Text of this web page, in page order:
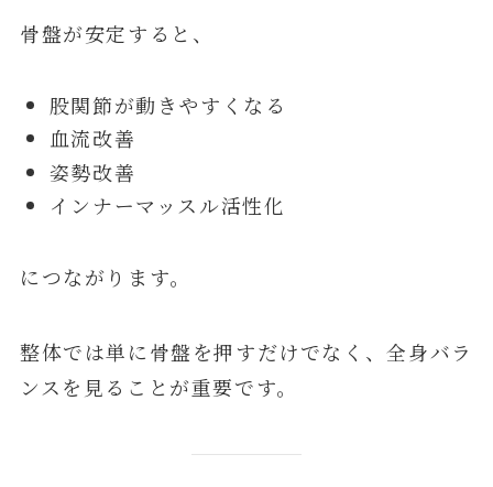
骨盤が安定すると、
股関節が動きやすくなる
血流改善
姿勢改善
インナーマッスル活性化
につながります。
整体では単に骨盤を押すだけでなく、全身バラ
ンスを見ることが重要です。